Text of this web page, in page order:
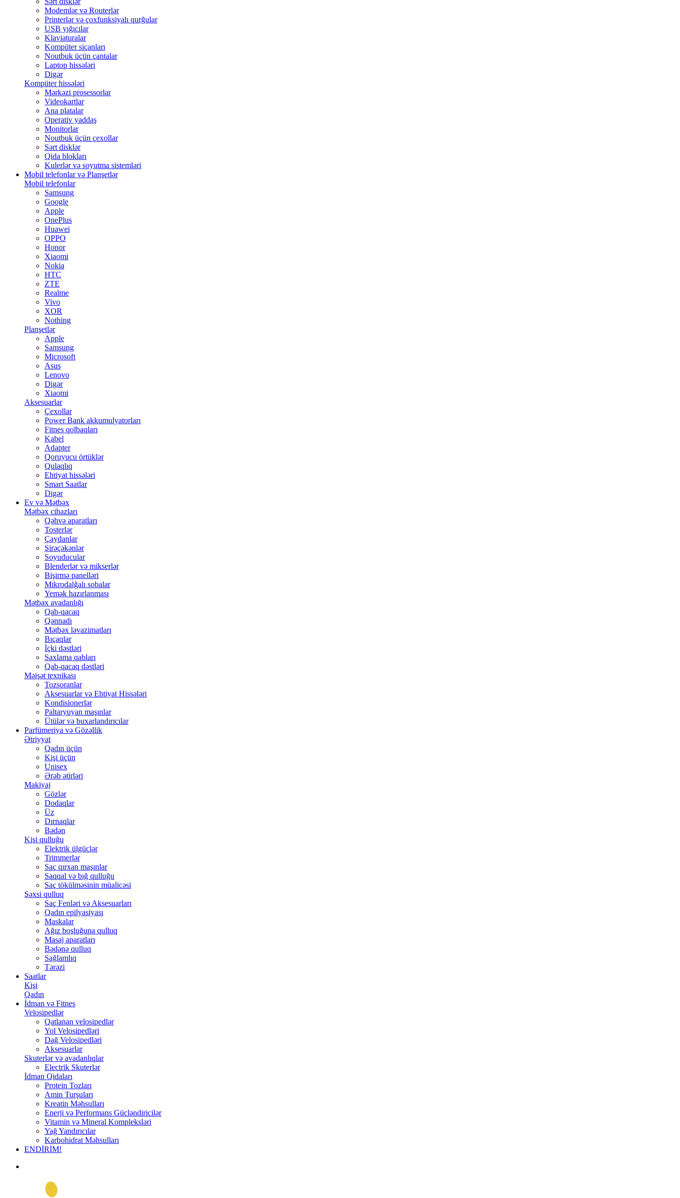
Modemlər və Routerlər
Printerlər və çoxfunksiyalı qurğular
USB yığıcılar
Klaviaturalar
Kompüter siçanları
Noutbuk üçün çantalar
Laptop hissələri
Digər
Kompüter hissələri
Mərkəzi prosessorlar
Videokartlar
Ana platalar
Operativ yaddaş
Monitorlar
Noutbuk üçün çexollar
Sərt disklər
Qida blokları
Kulerlər və soyutma sistemləri
Mobil telefonlar və Planşetlər
Mobil telefonlar
Samsung
Google
Apple
OnePlus
Huawei
OPPO
Honor
Xiaomi
Nokia
HTC
ZTE
Realme
Vivo
XOR
Nothing
Planşetlər
Apple
Samsung
Microsoft
Asus
Lenovo
Digər
Xiaomi
Aksesuarlar
Çexollar
Power Bank akkumulyatorları
Fitnes qolbaqları
Kabel
Adapter
Qoruyucu örtüklər
Qulaqlıq
Ehtiyat hissələri
Smart Saatlar
Digər
Ev və Mətbəx
Mətbəx cihazları
Qəhvə aparatları
Tosterlər
Çaydanlar
Şirəçəkənlər
Soyuducular
Blenderlər və mikserlər
Bişirmə panelləri
Mikrodalğalı sobalar
Yemək hazırlanması
Mətbəx avadanlığı
Qab-qacaq
Qənnadı
Mətbəx ləvazimatları
Bıçaqlar
İçki dəstləri
Saxlama qabları
Qab-qacaq dəstləri
Məişət texnikası
Tozsoranlar
Aksesuarlar və Ehtiyat Hissələri
Kondisionerlər
Paltaryuyan maşınlar
Ütülər və buxarlandırıcılar
Parfümeriya və Gözəllik
Ətriyyat
Qadın üçün
Kişi üçün
Unisex
Ərəb ətirləri
Makiyaj
Gözlər
Dodaqlar
Üz
Dırnaqlar
Bədən
Kişi qulluğu
Elektrik ülgüclər
Trimmerlər
Saç qırxan maşınlar
Saqqal və bığ qulluğu
Saç tökülməsinin müalicəsi
Şəxsi qulluq
Saç Fenləri və Aksesuarları
Qadın epilyasiyası
Maskalar
Ağız boşluğuna qulluq
Masaj aparatları
Bədənə qulluq
Sağlamlıq
Tərəzi
Saatlar
Kişi
Qadın
İdman və Fitnes
Velosipedlər
Qatlanan velosipedlər
Yol Velosipedləri
Dağ Velosipedləri
Aksesuarlar
Skuterlər və avadanlıqlar
Electrik Skuterlər
İdman Qidaları
Protein Tozları
Amin Turşuları
Kreatin Məhsulları
Enerji və Performans Gücləndiricilər
Vitamin və Mineral Kompleksləri
Yağ Yandırıcılar
Karbohidrat Məhsulları
ENDİRİM!